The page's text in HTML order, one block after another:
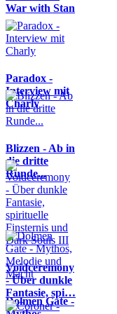
War with Stan
Paradox -
Interview mit
Charly
Blizzen - Ab in
die dritte
Runde...
Voidceremony
- Über dunkle
Fantasie, spi…
Dolmen Gate -